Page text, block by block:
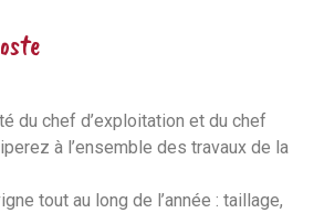
du chef d’exploitation et du chef
à l’ensemble des travaux de la
tout au long de l’année : taillage,